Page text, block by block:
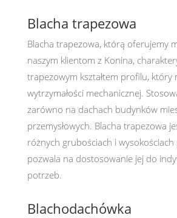
Blacha trapezowa
Blacha trapezowa, którą oferujemy
naszym klientom z Konina,
trapezowym kształtem profilu, który
wytrzymałości mechanicznej.
zarówno na dachach budynków
przemysłowych. Blacha trapezowa
różnych grubościach i
pozwala na dostosowanie jej do
potrzeb.
Blachodachówka